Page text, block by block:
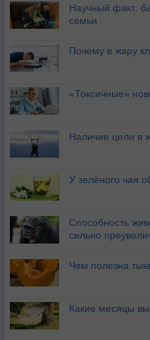
Научный факт:
семьи
Почему в жару
«Токсичные»
Наличие цели в
У зелёного чая
Способность
сильно
Чем полезна
Какие месяцы